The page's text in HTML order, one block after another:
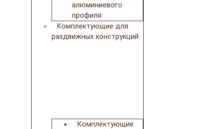
алюминиевого
профиля
Комплектующие для
раздвижных конструкций
Комплектующие